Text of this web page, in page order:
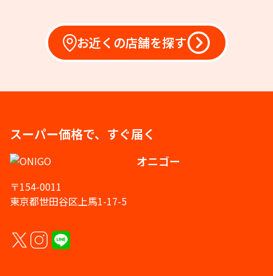
お近くの店舗を探す
スーパー価格で、すぐ届く
オニゴー
〒154-0011
東京都世田谷区上馬1-17-5